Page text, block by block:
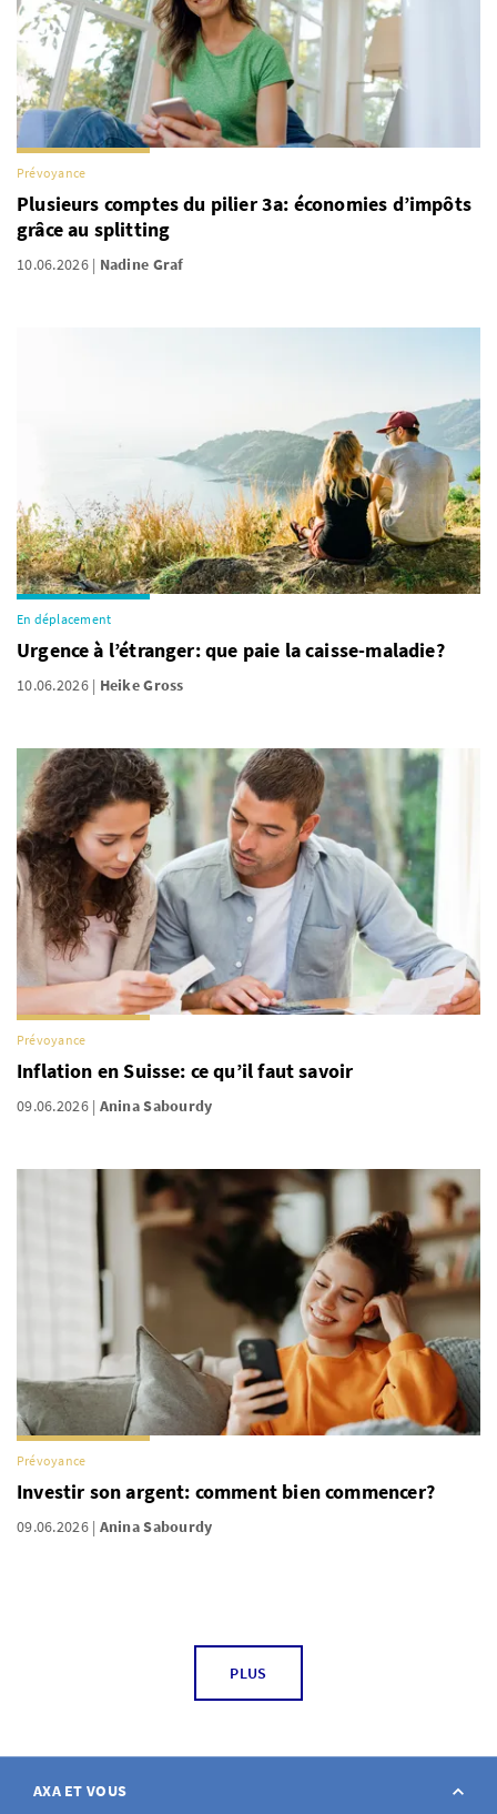
Prévoyance
Plusieurs comptes du pilier 3a: économies d’impôts
grâce au splitting
10.06.2026 Nadine Graf
En déplacement
Urgence à l’étranger: que paie la caisse-maladie?
10.06.2026 Heike Gross
Prévoyance
Inflation en Suisse: ce qu’il faut savoir
09.06.2026 Anina Sabourdy
Prévoyance
Investir son argent: comment bien commencer?
09.06.2026 Anina Sabourdy
PLUS
AXA ET VOUS